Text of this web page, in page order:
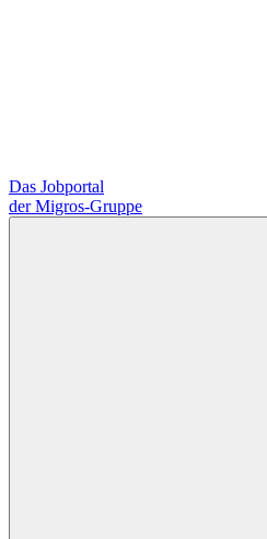
Das Jobportal
der Migros-Gruppe